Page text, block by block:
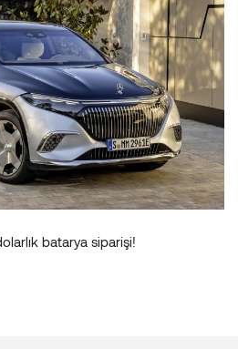
batarya siparişi!